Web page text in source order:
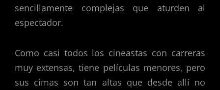
sencillamente complejas que aturden al
espectador.
Como casi todos los cineastas con carreras
muy extensas, tiene películas menores, pero
sus cimas son tan altas que desde allí no